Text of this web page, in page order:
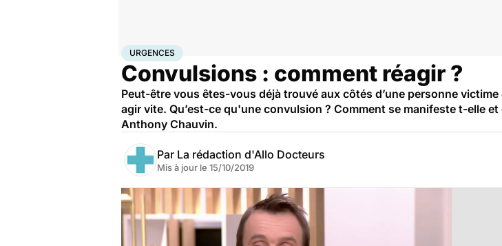
AccueilSantéUrgences
URGENCES
Convulsions : comment réagir ?
Peut-être vous êtes-vous déjà trouvé aux côtés d’une personne
agir vite. Qu’est-ce qu'une convulsion ? Comment se manifeste t-elle
Anthony Chauvin.
Par La rédaction d'Allo Docteurs
Mis à jour le 15/10/2019